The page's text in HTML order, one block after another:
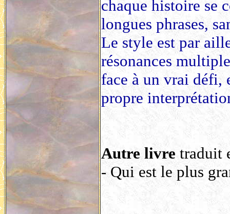
chaque histoire se
longues phrases,
Le style est par
résonances
face à un vrai défi,
propre
Autre livre traduit
-Qui est le plus